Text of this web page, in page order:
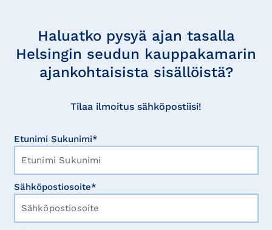
Haluatko pysyä ajan tasalla
Helsingin seudun kauppakamarin
ajankohtaisista sisällöistä?
Tilaa ilmoitus sähköpostiisi!
Etunimi Sukunimi*
Sähköpostiosoite*